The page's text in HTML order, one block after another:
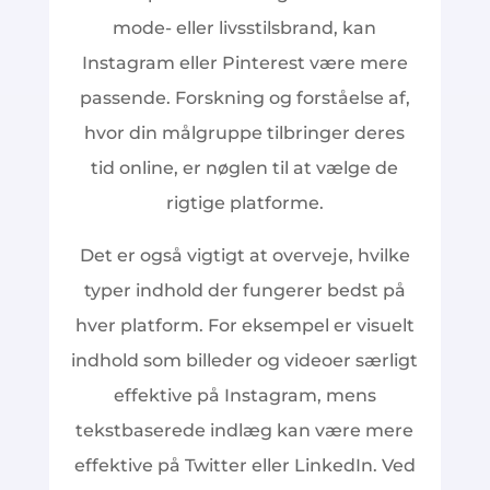
mode- eller livsstilsbrand, kan
Instagram eller Pinterest være mere
passende. Forskning og forståelse af,
hvor din målgruppe tilbringer deres
tid online, er nøglen til at vælge de
rigtige platforme.
Det er også vigtigt at overveje, hvilke
typer indhold der fungerer bedst på
hver platform. For eksempel er visuelt
indhold som billeder og videoer særligt
effektive på Instagram, mens
tekstbaserede indlæg kan være mere
effektive på Twitter eller LinkedIn. Ved